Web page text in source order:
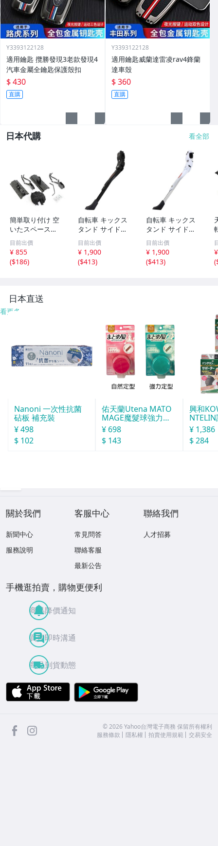
Y3393122128
適用鑰匙 攬勝發現3老款發現4
汽車金屬全鑰匙保護殼扣
$ 430
直購
Y3393122128
適用鑰匙威蘭達雷凌rav4鋒蘭
達車殼
$ 360
直購
日本代購 看全部
簡単取り付け 空
いたスペース
に！！ ☆新品☆
天吊りタイプ バ
イク 自転車スタ
ンド ディスプレ
ラック
目前出價
¥ 855
($186)
自転車 キックス
タンド サイドス
タンド スタンド
マウンテンバイク
ロードバイク 長
さ 調整 34cm-38
目前出價
¥ 1,900
($413)
自転車 キックス
タンド サイドス
タンド スタンド
マウンテンバイク
ロードバイク 長
さ 調整 34cm-38
目前出價
¥ 1,900
($413)
(
日本直送
看更多
Nanoni 一次性抗菌
砧板 補充裝
¥ 498
$ 102
佑天蘭Utena MATO
MAGE魔髮球強力定
型
¥ 698
$ 143
興和
號
¥ 1,386
$ 284
關於我們
新聞中心
服務說明
客服中心
常見問答
聯絡客服
最新公告
聯絡我們
人才招募
手機逛拍賣，購物更便利
商品降價通知
買賣即時溝通
商品到貨動態
APP Store
facebook ©2026 Yahoo台灣電子商務 保留所有權利
服務條款
隱私權 拍賣使用規範 交易安全